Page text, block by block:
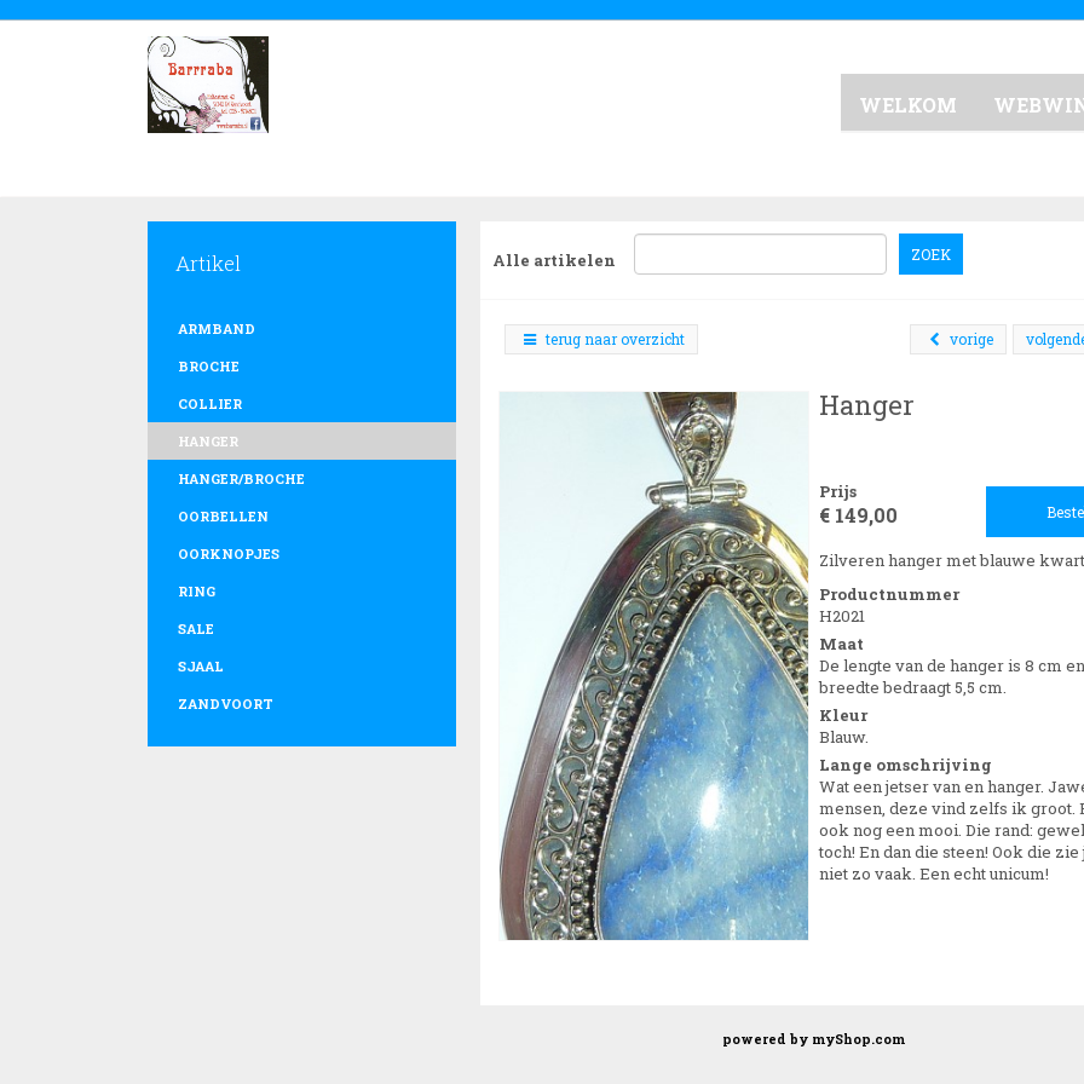
WELKOM
Artikel
ARMBAND
BROCHE
COLLIER
HANGER
HANGER/BROCHE
OORBELLEN
OORKNOPJES
RING
SALE
SJAAL
ZANDVOORT
Alle artikelen ZOEK
terug naar overzicht vorige
Hanger
Prijs
€ 149,00
Zilveren hanger met blauwe
Productnummer
H2021
Maat
De lengte van de hanger is 8 cm
breedte bedraagt 5,5 cm.
Kleur
Blauw.
Lange omschrijving
Wat een jetser van en hanger.
mensen, deze vind zelfs ik groot.
ook nog een mooi. Die rand:
toch! En dan die steen! Ook die zie
niet zo vaak. Een echt unicum!
powered by myShop.com